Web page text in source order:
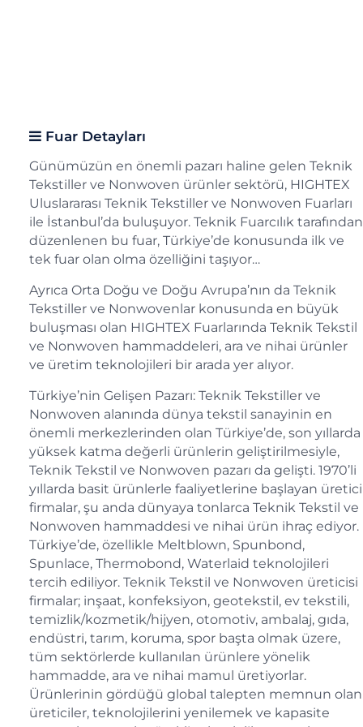
Fuar Detayları
Günümüzün en önemli pazarı haline gelen Teknik
Tekstiller ve Nonwoven ürünler sektörü, HIGHTEX
Uluslararası Teknik Tekstiller ve Nonwoven Fuarları
ile İstanbul’da buluşuyor. Teknik Fuarcılık tarafından
düzenlenen bu fuar, Türkiye’de konusunda ilk ve
tek fuar olan olma özelliğini taşıyor…
Ayrıca Orta Doğu ve Doğu Avrupa’nın da Teknik
Tekstiller ve Nonwovenlar konusunda en büyük
buluşması olan HIGHTEX Fuarlarında Teknik Tekstil
ve Nonwoven hammaddeleri, ara ve nihai ürünler
ve üretim teknolojileri bir arada yer alıyor.
Türkiye’nin Gelişen Pazarı: Teknik Tekstiller ve
Nonwoven alanında dünya tekstil sanayinin en
önemli merkezlerinden olan Türkiye’de, son yıllarda
yüksek katma değerli ürünlerin geliştirilmesiyle,
Teknik Tekstil ve Nonwoven pazarı da gelişti. 1970’li
yıllarda basit ürünlerle faaliyetlerine başlayan üretici
firmalar, şu anda dünyaya tonlarca Teknik Tekstil ve
Nonwoven hammaddesi ve nihai ürün ihraç ediyor.
Türkiye’de, özellikle Meltblown, Spunbond,
Spunlace, Thermobond, Waterlaid teknolojileri
tercih ediliyor. Teknik Tekstil ve Nonwoven üreticisi
firmalar; inşaat, konfeksiyon, geotekstil, ev tekstili,
temizlik/kozmetik/hijyen, otomotiv, ambalaj, gıda,
endüstri, tarım, koruma, spor başta olmak üzere,
tüm sektörlerde kullanılan ürünlere yönelik
hammadde, ara ve nihai mamul üretiyorlar.
Ürünlerinin gördüğü global talepten memnun olan
üreticiler, teknolojilerini yenilemek ve kapasite